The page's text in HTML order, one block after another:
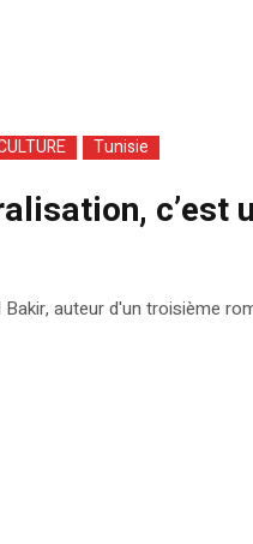
Tunisie
c’est
auteur d'un troisième